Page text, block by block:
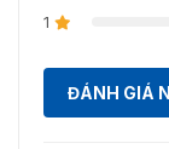
1
ĐÁNH GIÁ